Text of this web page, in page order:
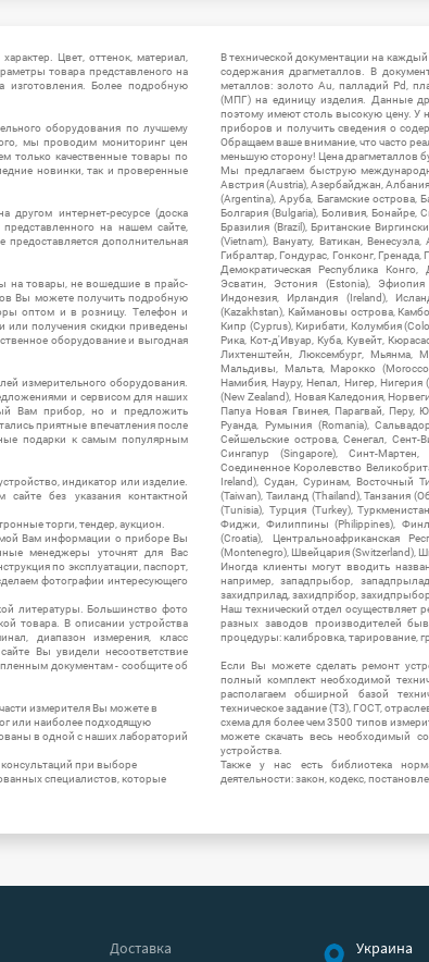
Цвет, оттенок, материал,
товара представленого на
изготовления. Более подробную
оборудования по лучшему
мы проводим мониторинг цен
только качественные товары по
новинки, так и проверенные
интернет-ресурсе (доска
на нашем сайте,
дополнительная
на товары, не вошедшие в прайс-
Вы можете получить подробную
оптом и в розницу. Телефон и
или получения скидки приведены
оборудование и выгодная
измерительного оборудования.
и сервисом для наших
Вам прибор, но и предложить
приятные впечатления после
подарки к самым популярным
индикатор или изделие.
без указания контактной
торги, тендер, аукцион.
Вам информации о приборе Вы
менеджеры уточнят для Вас
по эксплуатации, паспорт,
фотографии интересующего
литературы. Большинство фото
товара. В описании устройства
диапазон измерения, класс
Вы увидели несоответствие
документам - сообщите об
измерителя Вы можете в
или наиболее подходящую
в одной с наших лабораторий
при выборе
специалистов, которые
В технической документации на
содержания драгметаллов. В
металлов: золото Au, палладий Pd,
(МПГ) на единицу изделия. Данные
поэтому имеют столь высокую цену. У
приборов и получить сведения о
Обращаем ваше внимание, что часто
меньшую сторону! Цена драгметаллов
Мы предлагаем быструю
Австрия (Austria), Азербайджан,
(Argentina), Аруба, Багамские острова,
Болгария (Bulgaria), Боливия, Бонайре,
Бразилия (Brazil), Британские
(Vietnam), Вануату, Ватикан,
Гибралтар, Гондурас, Гонконг, Гренада,
Демократическая Республика
Эсватин, Эстония (Estonia),
Индонезия, Ирландия (Ireland),
(Kazakhstan), Каймановы острова,
Кипр (Cyprus), Кирибати, Колумбия
Рика, Кот-д'Ивуар, Куба, Кувейт,
Лихтенштейн, Люксембург, Мьянма,
Мальдивы, Мальта, Марокко
Намибия, Науру, Непал, Нигер, Нигерия
(New Zealand), Новая Каледония,
Папуа Новая Гвинея, Парагвай, Перу,
Руанда, Румыния (Romania),
Сейшельские острова, Сенегал,
Сингапур (Singapore), Синт-
Соединенное Королевство
Ireland), Судан, Суринам, Восточный
(Taiwan), Таиланд (Thailand), Танзания
(Tunisia), Турция (Turkey),
Фиджи, Филиппины (Philippines),
(Croatia), Центральноафриканская
(Montenegro), Швейцария (Switzerland),
Иногда клиенты могут вводить
например, западпрыбор,
захидприлад, захидпрібор,
Наш технический отдел осуществляет
разных заводов производителей
процедуры: калибровка, тарирование,
Если Вы можете сделать ремонт
полный комплект необходимой
располагаем обширной базой
техническое задание (ТЗ), ГОСТ,
схема для более чем 3500 типов
можете скачать весь необходимый
устройства.
Также у нас есть библиотека
деятельности: закон, кодекс,
Доставка
Украина